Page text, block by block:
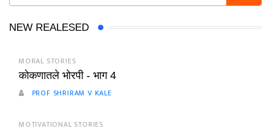
NEW REALESED
MORAL STORIES
कोकणातले भोरपी - भाग 4
PROF SHRIRAM V KALE
MOTIVATIONAL STORIES